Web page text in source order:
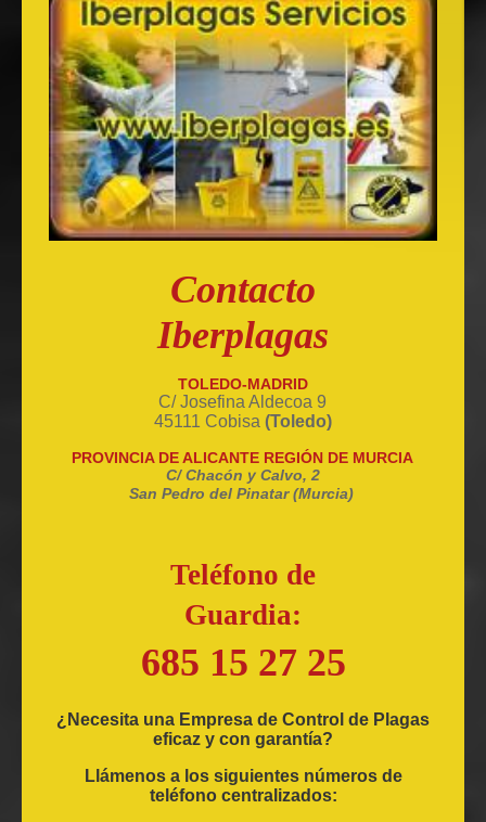
Contacto
Iberplagas
TOLEDO-MADRID
C/ Josefina Aldecoa 9
45111 Cobisa (Toledo)
PROVINCIA DE ALICANTE REGIÓN DE MURCIA
C/ Chacón y Calvo, 2
San Pedro del Pinatar (Murcia)
Teléfono de
Guardia:
685 15 27 25
¿Necesita una Empresa de Control de Plagas
eficaz y con garantía?
Llámenos a los siguientes números de
teléfono centralizados: